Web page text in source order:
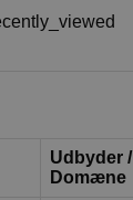
Udbyder /
Domæne